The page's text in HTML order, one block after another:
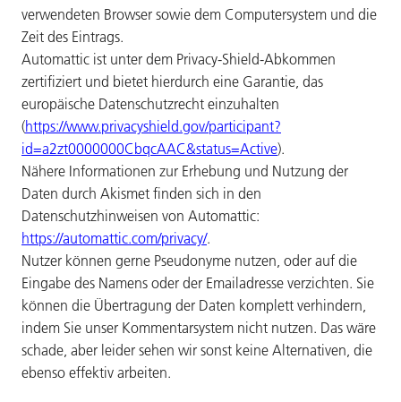
verwendeten Browser sowie dem Computersystem und die
Zeit des Eintrags.
Automattic ist unter dem Privacy-Shield-Abkommen
zertifiziert und bietet hierdurch eine Garantie, das
europäische Datenschutzrecht einzuhalten
(https://www.privacyshield.gov/participant?
id=a2zt0000000CbqcAAC&status=Active).
Nähere Informationen zur Erhebung und Nutzung der
Daten durch Akismet finden sich in den
Datenschutzhinweisen von Automattic:
https://automattic.com/privacy/.
Nutzer können gerne Pseudonyme nutzen, oder auf die
Eingabe des Namens oder der Emailadresse verzichten. Sie
können die Übertragung der Daten komplett verhindern,
indem Sie unser Kommentarsystem nicht nutzen. Das wäre
schade, aber leider sehen wir sonst keine Alternativen, die
ebenso effektiv arbeiten.